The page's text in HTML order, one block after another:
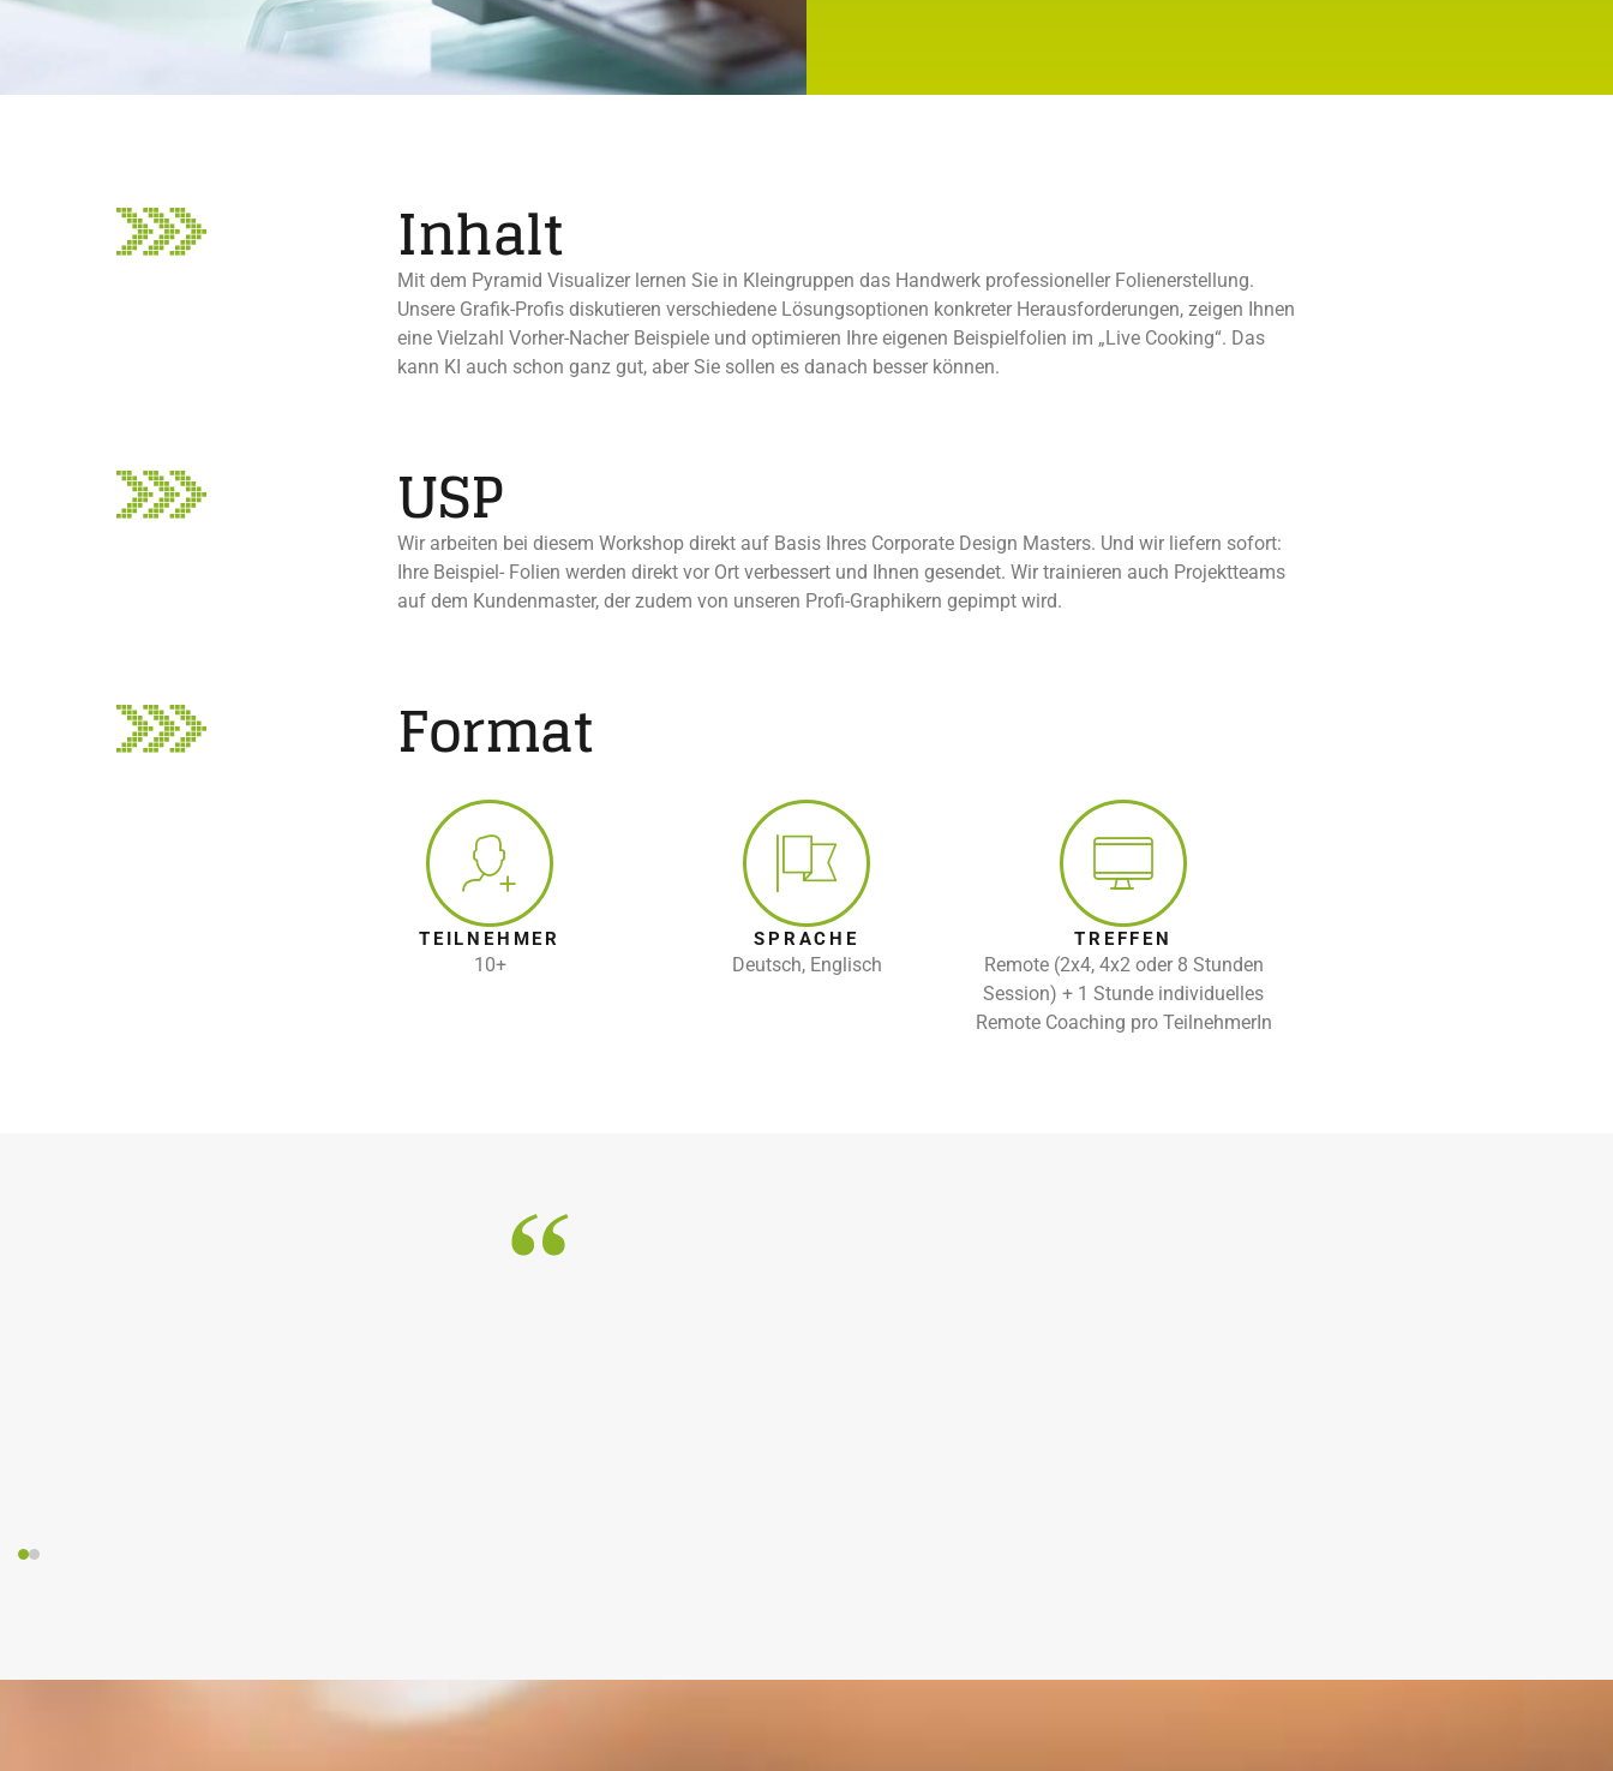
Inhalt
Mit dem Pyramid Visualizer lernen Sie in Kleingruppen das Handwerk professioneller Folienerstellung.
Unsere Grafik-Profis diskutieren verschiedene Lösungsoptionen konkreter Herausforderungen, zeigen Ihnen
eine Vielzahl Vorher-Nacher Beispiele und optimieren Ihre eigenen Beispielfolien im „Live Cooking“. Das
kann KI auch schon ganz gut, aber Sie sollen es danach besser können.
USP
Wir arbeiten bei diesem Workshop direkt auf Basis Ihres Corporate Design Masters. Und wir liefern sofort:
Ihre Beispiel- Folien werden direkt vor Ort verbessert und Ihnen gesendet. Wir trainieren auch Projektteams
auf dem Kundenmaster, der zudem von unseren Profi-Graphikern gepimpt wird.
Format
TEILNEHMER
10+
SPRACHE
Deutsch, Englisch
TREFFEN
Remote (2x4, 4x2 oder 8 Stunden
Session) + 1 Stunde individuelles
Remote Coaching pro TeilnehmerIn